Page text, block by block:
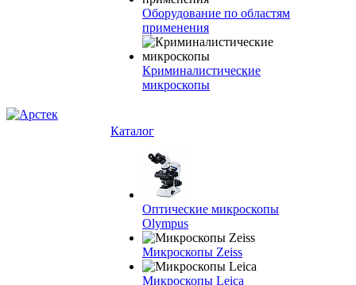
Оборудование по областям
применения
Криминалистические
микроскопы
Каталог
Оптические микроскопы
Olympus
Микроскопы Zeiss
Микроскопы Leica